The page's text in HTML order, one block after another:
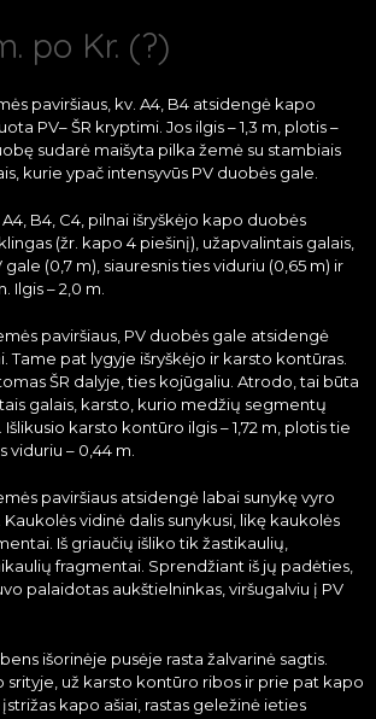
po Kr. (?)
paviršiaus, kv. A4, B4 atsidengė kapo
PV– ŠR kryptimi. Jos ilgis – 1,3 m, plotis –
sudarė maišyta pilka žemė su stambiais
kurie ypač intensyvūs PV duobės gale.
B4, C4, pilnai išryškėjo kapo duobės
(žr. kapo 4 piešinį), užapvalintais galais,
(0,7 m), siauresnis ties viduriu (0,65 m) ir
Ilgis – 2,0 m.
paviršiaus, PV duobės gale atsidengė
Tame pat lygyje išryškėjo ir karsto kontūras.
ŠR dalyje, ties kojūgaliu. Atrodo, tai būta
galais, karsto, kurio medžių segmentų
Išlikusio karsto kontūro ilgis – 1,72 m, plotis tie
viduriu – 0,44 m.
paviršiaus atsidengė labai sunykę vyro
vidinė dalis sunykusi, likę kaukolės
Iš griaučių išliko tik žastikaulių,
fragmentai. Sprendžiant iš jų padėties,
palaidotas aukštielninkas, viršugalviu į PV
išorinėje pusėje rasta žalvarinė sagtis.
srityje, už karsto kontūro ribos ir prie pat kapo
kapo ašiai, rastas geležinė ieties